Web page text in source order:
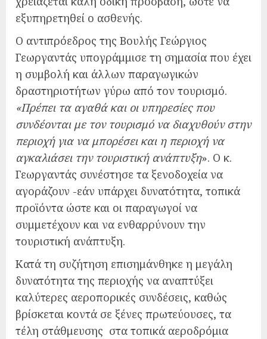
εξυπηρετηθεί ο ασθενής.
Ο αντιπρόεδρος της Βουλής Γεώργιος
Γεωργαντάς υπογράμμισε τη σημασία που έχει
η συμβολή και άλλων παραγωγικών
δραστηριοτήτων γύρω από τον τουρισμό.
«Πρέπει τα αγαθά και οι υπηρεσίες που
συνδέονται με τον τουρισμό να διαχυθούν στην
περιοχή για να μπορέσει και η περιοχή να
αγκαλιάσει την τουριστική ανάπτυξη». Ο κ.
Γεωργαντάς συνέστησε τα ξενοδοχεία να
αγοράζουν -εάν υπάρχει δυνατότητα, τοπικά
προϊόντα ώστε και οι παραγωγοί να
συμμετέχουν και να ενθαρρύνουν την
τουριστική ανάπτυξη.
Κατά τη συζήτηση επισημάνθηκε η μεγάλη
δυνατότητα της περιοχής να αναπτύξει
καλύτερες αεροπορικές συνδέσεις, καθώς
βρίσκεται κοντά σε ξένες πρωτεύουσες, τα
τέλη στάθμευσης στα τοπικά αεροδρόμια